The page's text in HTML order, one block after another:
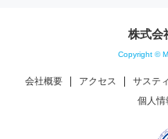
株式会
Copyright ©
会社概要 アクセス サステ
個人情